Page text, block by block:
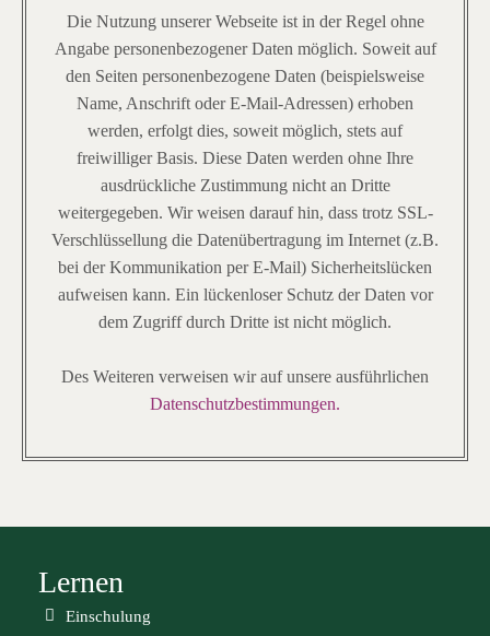
Die Nutzung unserer Webseite ist in der Regel ohne
Angabe personenbezogener Daten möglich. Soweit auf
den Seiten personenbezogene Daten (beispielsweise
Name, Anschrift oder E-Mail-Adressen) erhoben
werden, erfolgt dies, soweit möglich, stets auf
freiwilliger Basis. Diese Daten werden ohne Ihre
ausdrückliche Zustimmung nicht an Dritte
weitergegeben. Wir weisen darauf hin, dass trotz SSL-
Verschlüssellung die Datenübertragung im Internet (z.B.
bei der Kommunikation per E-Mail) Sicherheitslücken
aufweisen kann. Ein lückenloser Schutz der Daten vor
dem Zugriff durch Dritte ist nicht möglich.
Des Weiteren verweisen wir auf unsere ausführlichen
Datenschutzbestimmungen.
Lernen
Einschulung